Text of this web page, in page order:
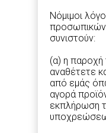
Νόμιμοι
συνιστούν:
(α) η
αναθέτετε
από εμάς
αγορά
εκπλήρωση